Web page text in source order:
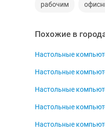
рабочим
Похожие в
Настольные
Настольные
Настольные
Настольные
Настольные